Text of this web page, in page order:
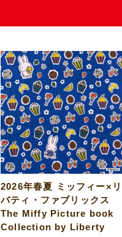
2026年春夏 ミッフィー×リ
バティ・ファブリックス
The Miffy Picture book
Collection by Liberty